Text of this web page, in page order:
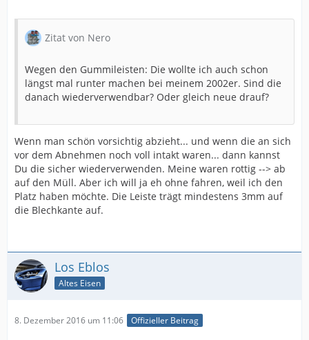
Zitat von Nero
Wegen den Gummileisten: Die wollte ich auch schon
längst mal runter machen bei meinem 2002er. Sind die
danach wiederverwendbar? Oder gleich neue drauf?
Wenn man schön vorsichtig abzieht... und wenn die an sich
vor dem Abnehmen noch voll intakt waren... dann kannst
Du die sicher wiederverwenden. Meine waren rottig --> ab
auf den Müll. Aber ich will ja eh ohne fahren, weil ich den
Platz haben möchte. Die Leiste trägt mindestens 3mm auf
die Blechkante auf.
Los Eblos
Altes Eisen
8. Dezember 2016 um 11:06 Offizieller Beitrag